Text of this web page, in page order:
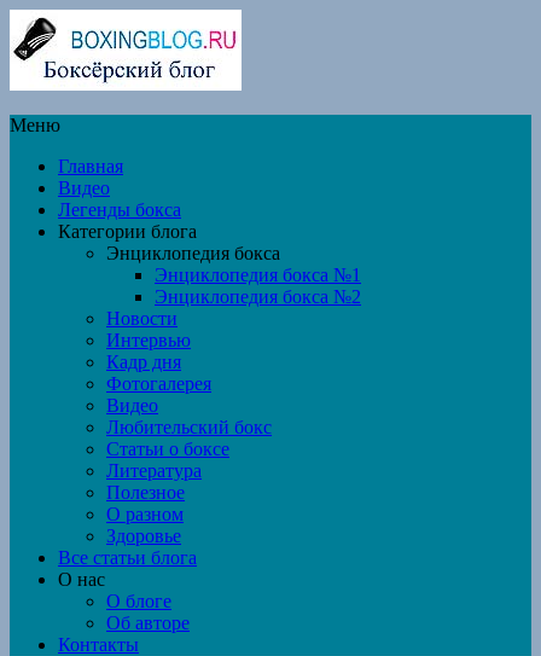
Меню
Главная
Видео
Легенды бокса
Категории блога
Энциклопедия бокса
Энциклопедия бокса №1
Энциклопедия бокса №2
Новости
Интервью
Кадр дня
Фотогалерея
Видео
Любительский бокс
Статьи о боксе
Литература
Полезное
О разном
Здоровье
Все статьи блога
О нас
О блоге
Об авторе
Контакты